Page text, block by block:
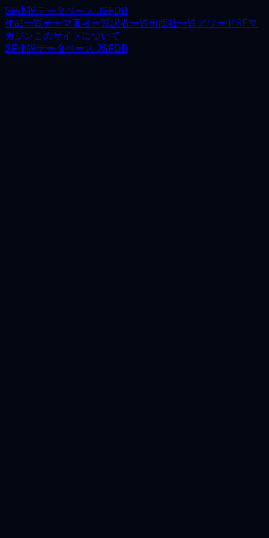
SF小説データベース JSFDB
作品一覧テーマ著者一覧訳者一覧出版社一覧アワードSFマ
ガジンこのサイトについて
SF小説データベース JSFDB